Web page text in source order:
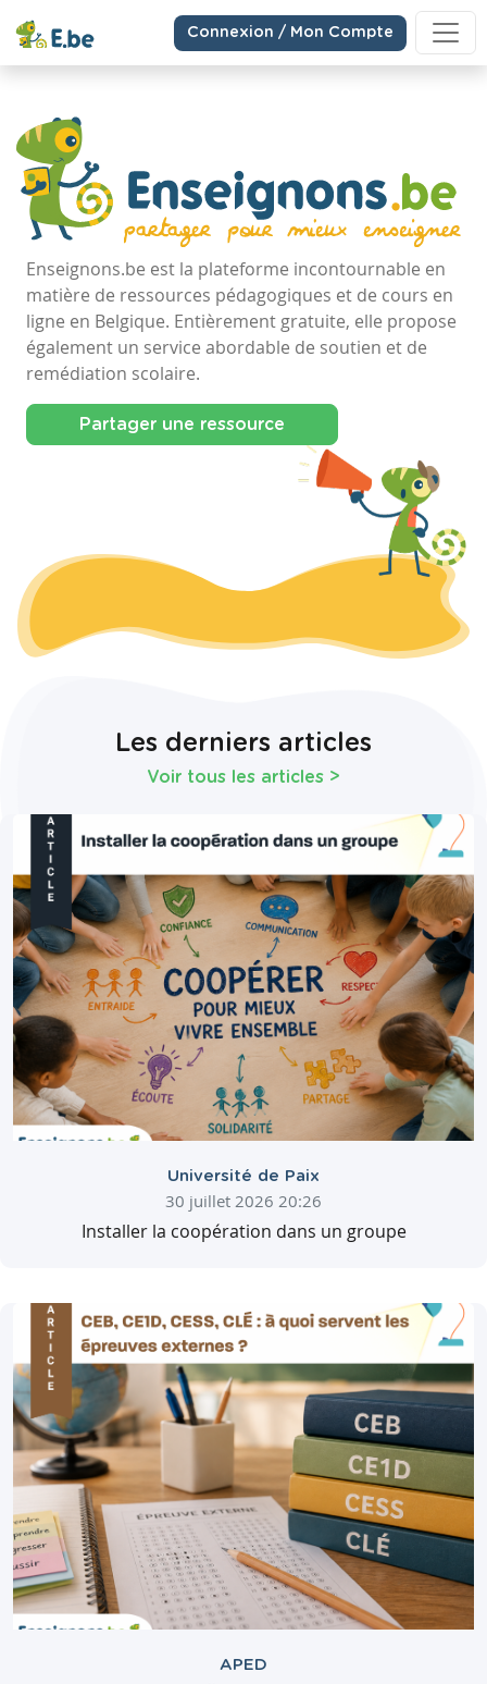
Connexion / Mon Compte
Enseignons.be est la plateforme incontournable en
matière de ressources pédagogiques et de cours en
ligne en Belgique. Entièrement gratuite, elle propose
également un service abordable de soutien et de
remédiation scolaire.
Partager une ressource
Les derniers articles
Voir tous les articles >
Université de Paix
30 juillet 2026 20:26
Installer la coopération dans un groupe
APED